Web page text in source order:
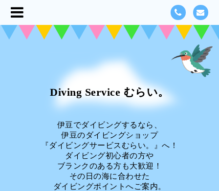
Diving Service むらい。
伊豆でダイビングするなら、
伊豆のダイビングショップ
『ダイビングサービスむらい。』へ！
ダイビング初心者の方や
ブランクのある方も大歓迎！
その日の海に合わせた
ダイビングポイントへご案内。